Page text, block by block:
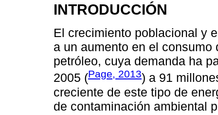
INTRODUCCIÓN
El crecimiento poblacional y
a un aumento en el
petróleo, cuya demanda ha
2005 (Page, 2013) a 91
creciente de este tipo de
de contaminación ambiental